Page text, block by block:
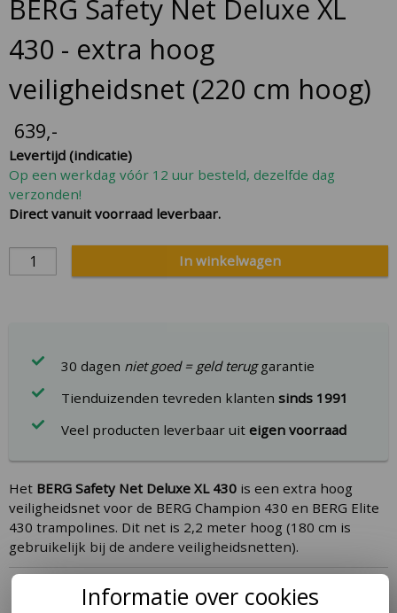
BERG Safety Net Deluxe XL
430 - extra hoog
veiligheidsnet (220 cm hoog)
639,-
Levertijd (indicatie)
Op een werkdag vóór 12 uur besteld, dezelfde dag
verzonden!
Direct vanuit voorraad leverbaar.
In winkelwagen
30 dagen niet goed = geld teruggarantie
Tienduizenden tevreden klantensinds 1991
Veel producten leverbaar uiteigen voorraad
Het BERG Safety Net Deluxe XL 430 is een extra hoog
veiligheidsnet voor de BERG Champion 430 en BERG Elite
430 trampolines. Dit net is 2,2 meter hoog (180 cm is
gebruikelijk bij de andere veiligheidsnetten).
to
the
beginning
the
gallery
OmschrijvingInformatie over cookies